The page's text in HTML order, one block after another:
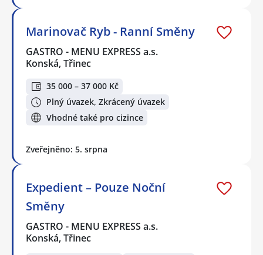
Marinovač Ryb - Ranní Směny
GASTRO - MENU EXPRESS a.s.
Konská, Třinec
35 000 – 37 000 Kč
Plný úvazek, Zkrácený úvazek
Vhodné také pro cizince
Zveřejněno: 5. srpna
Expedient – Pouze Noční
Směny
GASTRO - MENU EXPRESS a.s.
Konská, Třinec